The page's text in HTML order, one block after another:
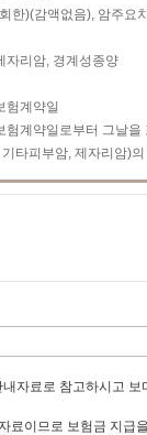
한)(감액없음), 암주요
자리암, 경계성종양
험계약일
계약일로부터 그날
타피부암, 제자리암)의
자료로 참고하시고
료이므로 보험금 지급